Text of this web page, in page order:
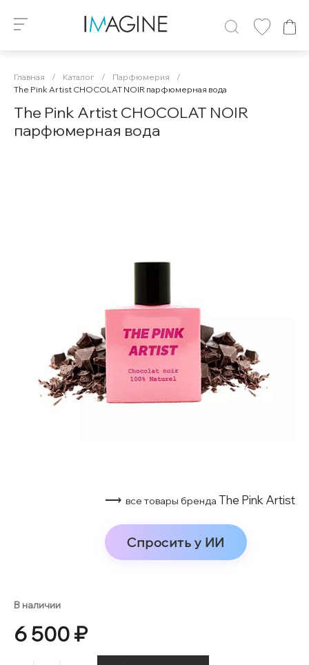
Главная / Каталог / Парфюмерия
/
The Pink Artist CHOCOLAT NOIR парфюмерная вода
The Pink Artist CHOCOLAT NOIR
парфюмерная вода
⟶ все товары бренда The Pink Artist
Спросить у ИИ
В наличии
6 500 ₽